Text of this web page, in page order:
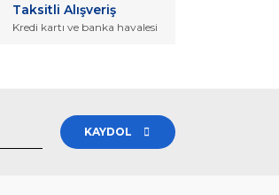
Taksitli Alışveriş
Kredi kartı ve banka havalesi
KAYDOL